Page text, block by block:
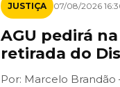
JUSTIÇA 07/08/2026
AGU pedirá
retirada do
Por: Marcelo Brandão